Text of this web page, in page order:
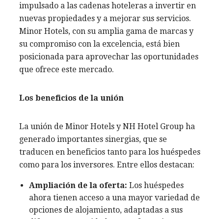
impulsado a las cadenas hoteleras a invertir en
nuevas propiedades y a mejorar sus servicios.
Minor Hotels, con su amplia gama de marcas y
su compromiso con la excelencia, está bien
posicionada para aprovechar las oportunidades
que ofrece este mercado.
Los beneficios de la unión
La unión de Minor Hotels y NH Hotel Group ha
generado importantes sinergias, que se
traducen en beneficios tanto para los huéspedes
como para los inversores. Entre ellos destacan:
Ampliación de la oferta: Los huéspedes
ahora tienen acceso a una mayor variedad de
opciones de alojamiento, adaptadas a sus